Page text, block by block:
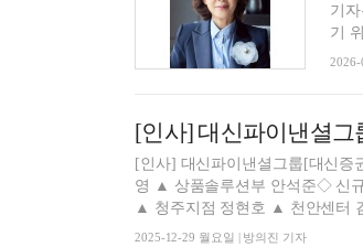
기
기
2026-
[인사] 대신파이낸셜그
[인사] 대신파이낸셜그룹[대신
영 ▲ 상품솔루션부 안석준◇ 신규선임<영업점장>▲ 강남금융2센터 박철호 ▲ 부산금융3센터 김미경▲ 제주지점 홍애리
▲ 청주지점 정현
2025-12-29 월요일 | 방의진 기자